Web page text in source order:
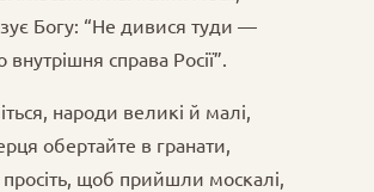
Богу: “Не дивися туди —
внутрішня справа Росії”.
народи великі й малі,
обертайте в гранати,
просіть, щоб прийшли москалі,